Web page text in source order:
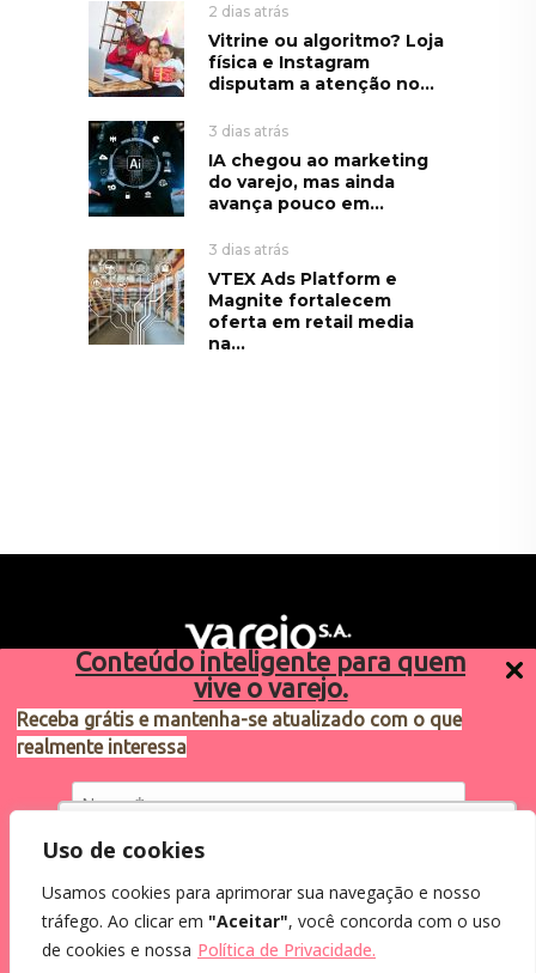
Conteúdo inteligente para quem
vive o varejo.
Receba grátis e mantenha-se atualizado com o que
realmente interessa
Eu concordo em receber comunicações.
Ao informar meus dados, eu concordo com a
Utilizamos cookies para oferecer melhor
como você interage em nosso site e
personalizar conteúdo.
Uso de cookies
Usamos cookies para aprimorar sua navegação e nosso
tráfego. Ao clicar em "Aceitar", você concorda com o uso
de cookies e nossa Política de Privacidade.
2 dias atrás
Vitrine ou algoritmo? Loja
física e Instagram
disputam a atenção no...
3 dias atrás
IA chegou ao marketing
do varejo, mas ainda
avança pouco em...
3 dias atrás
VTEX Ads Platform e
Magnite fortalecem
oferta em retail media
na...
Sugestões de pauta
varejosa@cndl.org.br
2024®. Todos os direitos reservados.